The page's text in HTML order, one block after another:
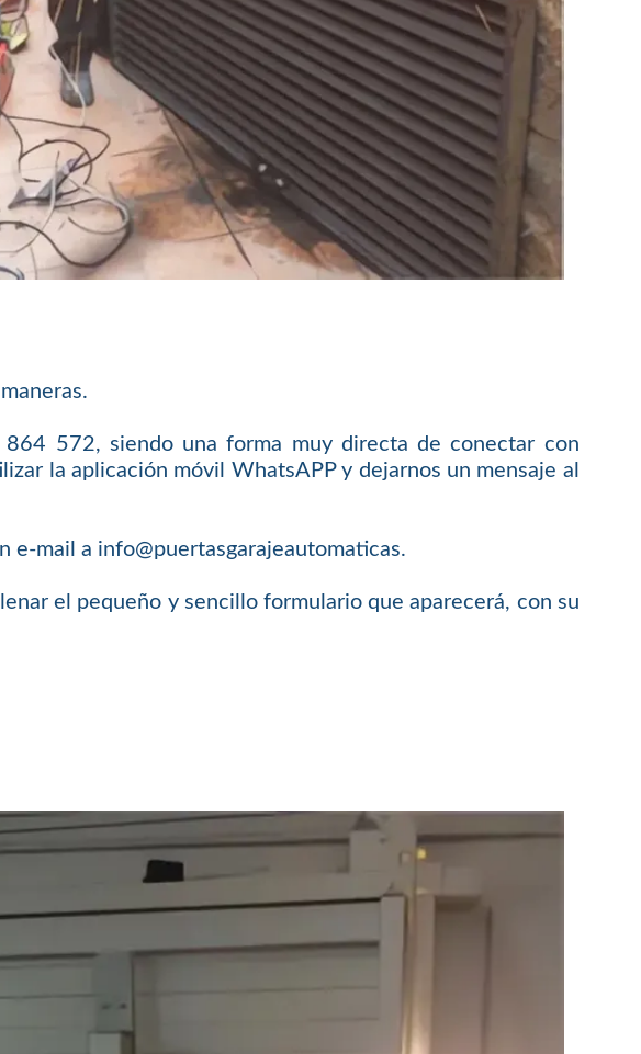
572, siendo una forma muy directa de conectar con
la aplicación móvil WhatsAPP y dejarnos un mensaje al
mail a info@puertasgarajeautomaticas.
el pequeño y sencillo formulario que aparecerá, con su